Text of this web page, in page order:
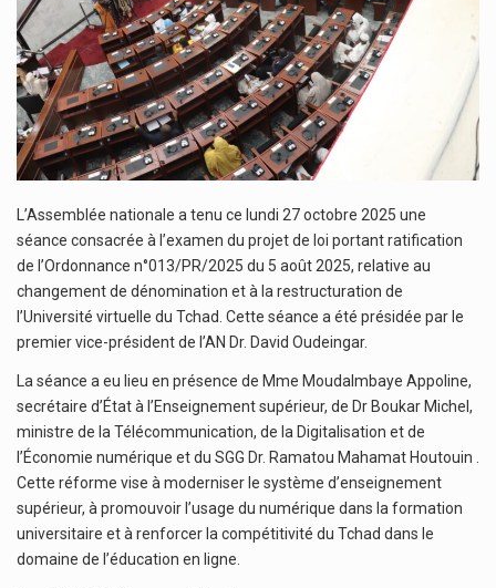
L’Assemblée nationale a tenu ce lundi 27 octobre 2025 une
séance consacrée à l’examen du projet de loi portant ratification
de l’Ordonnance n°013/PR/2025 du 5 août 2025, relative au
changement de dénomination et à la restructuration de
l’Université virtuelle du Tchad. Cette séance a été présidée par le
premier vice-président de l’AN Dr. David Oudeingar.
La séance a eu lieu en présence de Mme Moudalmbaye Appoline,
secrétaire d’État à l’Enseignement supérieur, de Dr Boukar Michel,
ministre de la Télécommunication, de la Digitalisation et de
l’Économie numérique et du SGG Dr. Ramatou Mahamat Houtouin .
Cette réforme vise à moderniser le système d’enseignement
supérieur, à promouvoir l’usage du numérique dans la formation
universitaire et à renforcer la compétitivité du Tchad dans le
domaine de l’éducation en ligne.